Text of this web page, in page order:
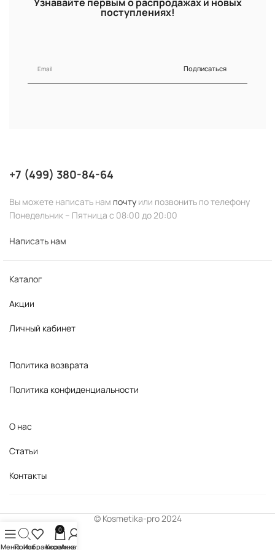
Узнавайте первым о распродажах и новых
поступлениях!
Подписаться
О нас
Статьи
Контакты
Политика возврата
Политика конфиденциальности
Каталог
Акции
Личный кабинет
+7 (499) 380-84-64
Вы можете написать нам почту или позвонить по телефону
Понедельник – Пятница с 08:00 до 20:00
Написать нам
© Kosmetika-pro 2024
МенюПоискИзбранное
0
Корзина
Аккаунт